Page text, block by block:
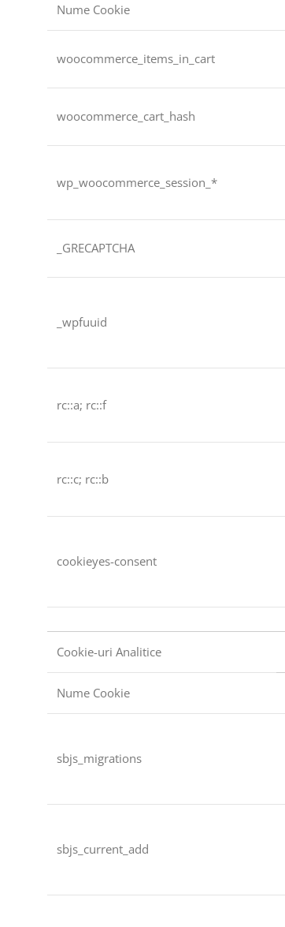
Nume Cookie
woocommerce_items_in_cart
woocommerce_cart_hash
wp_woocommerce_session_*
_GRECAPTCHA
_wpfuuid
rc::a; rc::f
rc::c; rc::b
cookieyes-consent
Cookie-uri Analitice
Nume Cookie
sbjs_migrations
sbjs_current_add